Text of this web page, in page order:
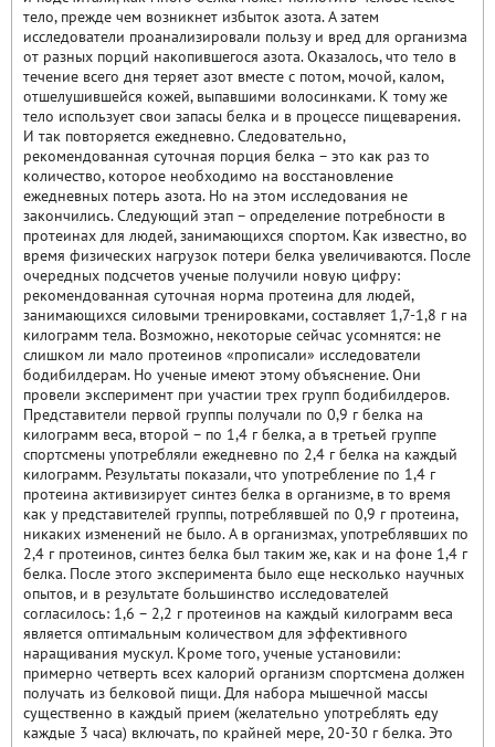
тело, прежде чем возникнет избыток азота. А затем
исследователи проанализировали пользу и вред для организма
от разных порций накопившегося азота. Оказалось, что тело в
течение всего дня теряет азот вместе с потом, мочой, калом,
отшелушившейся кожей, выпавшими волосинками. К тому же
тело использует свои запасы белка и в процессе пищеварения.
И так повторяется ежедневно. Следовательно,
рекомендованная суточная порция белка – это как раз то
количество, которое необходимо на восстановление
ежедневных потерь азота. Но на этом исследования не
закончились. Следующий этап – определение потребности в
протеинах для людей, занимающихся спортом. Как известно, во
время физических нагрузок потери белка увеличиваются. После
очередных подсчетов ученые получили новую цифру:
рекомендованная суточная норма протеина для людей,
занимающихся силовыми тренировками, составляет 1,7-1,8 г на
килограмм тела. Возможно, некоторые сейчас усомнятся: не
слишком ли мало протеинов «прописали» исследователи
бодибилдерам. Но ученые имеют этому объяснение. Они
провели эксперимент при участии трех групп бодибилдеров.
Представители первой группы получали по 0,9 г белка на
килограмм веса, второй – по 1,4 г белка, а в третьей группе
спортсмены употребляли ежедневно по 2,4 г белка на каждый
килограмм. Результаты показали, что употребление по 1,4 г
протеина активизирует синтез белка в организме, в то время
как у представителей группы, потреблявшей по 0,9 г протеина,
никаких изменений не было. А в организмах, употреблявших по
2,4 г протеинов, синтез белка был таким же, как и на фоне 1,4 г
белка. После этого эксперимента было еще несколько научных
опытов, и в результате большинство исследователей
согласилось: 1,6 – 2,2 г протеинов на каждый килограмм веса
является оптимальным количеством для эффективного
наращивания мускул. Кроме того, ученые установили:
примерно четверть всех калорий организм спортсмена должен
получать из белковой пищи. Для набора мышечной массы
существенно в каждый прием (желательно употреблять еду
каждые 3 часа) включать, по крайней мере, 20-30 г белка. Это